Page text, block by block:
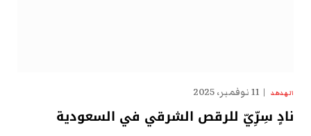
الهدهد 11 نوفمبر، 2025
نادٍ سِرِّيّ للرقص الشرقي في السعودية